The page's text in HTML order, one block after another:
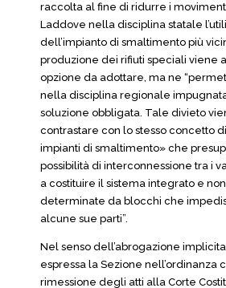
raccolta al fine di ridurre i
Laddove nella disciplina statale
dell’impianto di smaltimento più
produzione dei rifiuti speciali viene
opzione da adottare, ma ne
nella disciplina regionale
soluzione obbligata. Tale divieto
contrastare con lo stesso concetto
impianti di smaltimento» che
possibilità di interconnessione tra i
a costituire il sistema integrato e
determinate da blocchi che
alcune sue parti”.
Nel senso dell’abrogazione
espressa la Sezione nell’ordinanza
rimessione degli atti alla Corte